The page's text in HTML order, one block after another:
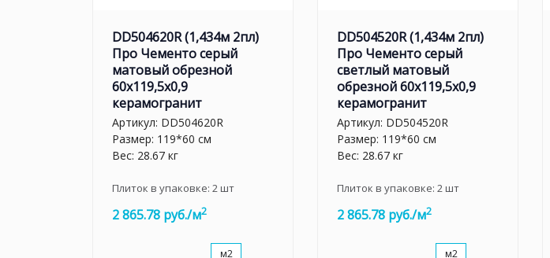
DD504620R (1,434м 2пл)
Про Чементо серый
матовый обрезной
60x119,5x0,9
керамогранит
Артикул: DD504620R
Размер: 119*60 см
Вес: 28.67 кг
Плиток в упаковке: 2шт
2 865.78 руб./м2
м2
DD504520R (1,434м 2пл)
Про Чементо серый
светлый матовый
обрезной 60x119,5x0,9
керамогранит
Артикул: DD504520R
Размер: 119*60 см
Вес: 28.67 кг
Плиток в упаковке: 2шт
2 865.78 руб./м2
м2